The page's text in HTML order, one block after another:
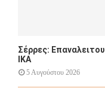
Σέρρες:
ΙΚΑ
5 Αυγούστου 2026